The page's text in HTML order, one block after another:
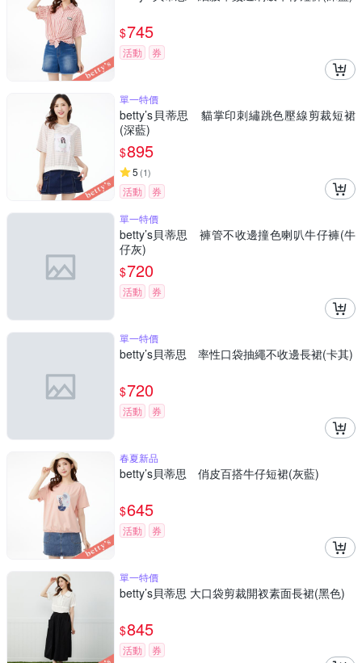
$745
活動 券
單一特價
betty’s貝蒂思 貓掌印刺繡跳色壓線剪裁短裙
(深藍)
$895
5 (1)
活動
券
單一特價
betty’s貝蒂思 褲管不收邊撞色喇叭牛仔褲(牛
仔灰)
$720
活動 券
單一特價
betty’s貝蒂思 率性口袋抽繩不收邊長裙(卡其)
$720
活動 券
春夏新品
betty’s貝蒂思 俏皮百搭牛仔短裙(灰藍)
$645
活動 券
單一特價
betty’s貝蒂思 大口袋剪裁開衩素面長裙(黑色)
$845
活動 券